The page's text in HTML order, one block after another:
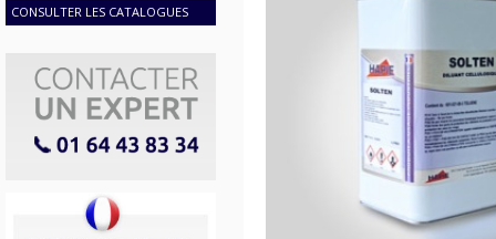
CONSULTER LES CATALOGUES